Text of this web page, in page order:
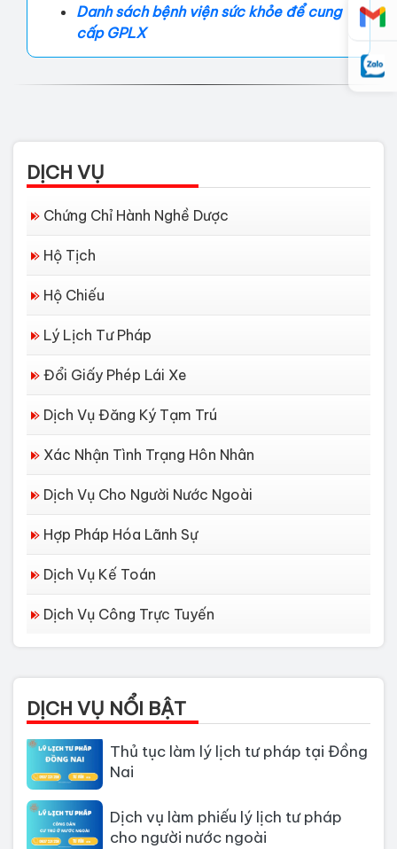
Danh sách bệnh viện sức khỏe để cung
cấp GPLX
DỊCH VỤ
Chứng Chỉ Hành Nghề Dược
Hộ Tịch
Hộ Chiếu
Lý Lịch Tư Pháp
Đổi Giấy Phép Lái Xe
Dịch Vụ Đăng Ký Tạm Trú
Xác Nhận Tình Trạng Hôn Nhân
Dịch Vụ Cho Người Nước Ngoài
Hợp Pháp Hóa Lãnh Sự
Dịch Vụ Kế Toán
Dịch Vụ Công Trực Tuyến
DỊCH VỤ NỔI BẬT
Nẵng
Chí Minh
Thủ tục làm lý lịch tư pháp tại Đồng
Nai
cho người nước ngoài